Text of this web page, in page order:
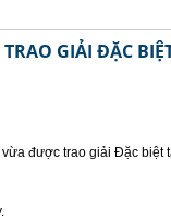
GIẢI ĐẶC
được trao giải Đặc biệt